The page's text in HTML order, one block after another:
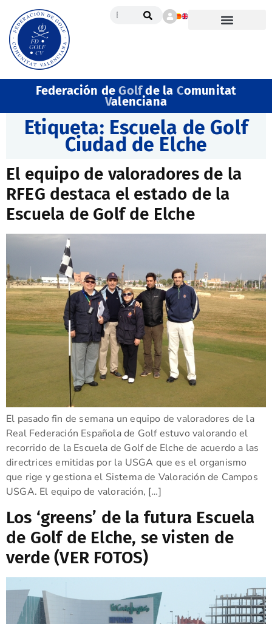
Federación deGolfde la Comunitat
Valenciana
Etiqueta: Escuela de Golf
Ciudad de Elche
El equipo de valoradores de la
RFEG destaca el estado de la
Escuela de Golf de Elche
El pasado fin de semana un equipo de valoradores de la
Real Federación Española de Golf estuvo valorando el
recorrido de la Escuela de Golf de Elche de acuerdo a las
directrices emitidas por la USGA que es el organismo
que rige y gestiona el Sistema de Valoración de Campos
USGA. El equipo de valoración, […]
Los ‘greens’ de la futura Escuela
de Golf de Elche, se visten de
verde (VER FOTOS)